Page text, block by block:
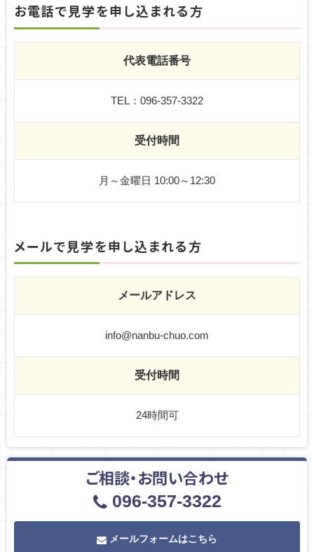
お電話で見学を申し込まれる方
代表電話番号
TEL： 096-357-3322
受付時間
月～金曜日 10:00～12:30
メールで見学を申し込まれる方
メールアドレス
info@nanbu-chuo.com
受付時間
24時間可
ご相談・お問い合わせ
096-357-3322
メールフォームはこちら